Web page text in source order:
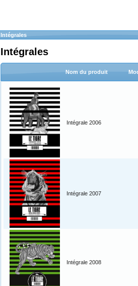
Intégrales
Intégrales
Nom du produit
Intégrale 2006
Intégrale 2007
Intégrale 2008